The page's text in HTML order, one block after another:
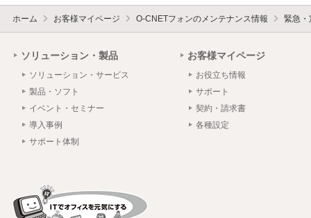
ホーム お客様マイページ O-CNETフォンのメンテナンス情報 緊急・
ソリューション・製品
ソリューション・サービス
製品・ソフト
イベント・セミナー
導入事例
サポート体制
お客様マイページ
お役立ち情報
サポート
契約・請求書
各種設定